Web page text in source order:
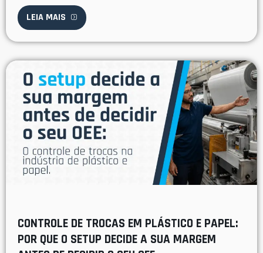
LEIA MAIS
CONTROLE DE TROCAS EM PLÁSTICO E PAPEL:
POR QUE O SETUP DECIDE A SUA MARGEM